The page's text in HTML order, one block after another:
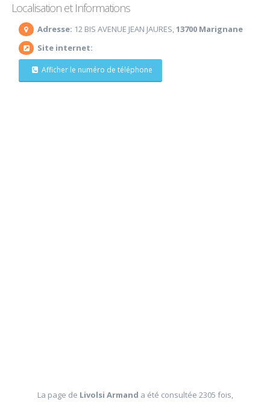
Localisation et Informations
Adresse: 12 BIS AVENUE JEAN JAURES,13700 Marignane
Site internet:
Afficher le numéro de téléphone
La page de Livolsi Armand a été consultée 2305 fois,